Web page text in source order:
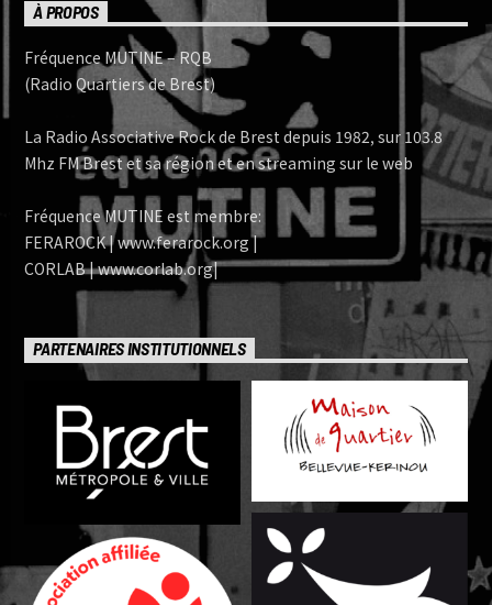
À PROPOS
Fréquence MUTINE – RQB
(Radio Quartiers de Brest)
La Radio Associative Rock de Brest depuis 1982, sur 103.8
Mhz FM Brest et sa région et en streaming sur le web
Fréquence MUTINE est membre:
FERAROCK | www.ferarock.org |
CORLAB | www.corlab.org|
PARTENAIRES INSTITUTIONNELS